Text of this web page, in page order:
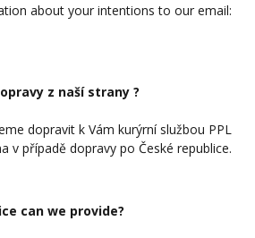
about your intentions to our email:
z naší strany ?
dopravit k Vám kurýrní službou PPL
v případě dopravy po České republice.
can we provide?